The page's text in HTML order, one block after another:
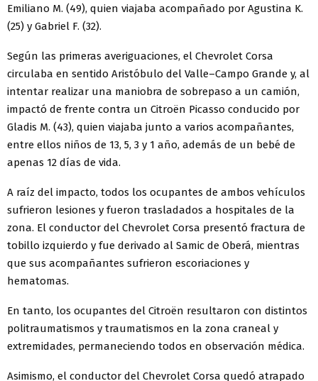
Emiliano M. (49), quien viajaba acompañado por Agustina K.
(25) y Gabriel F. (32).
Según las primeras averiguaciones, el Chevrolet Corsa
circulaba en sentido Aristóbulo del Valle–Campo Grande y, al
intentar realizar una maniobra de sobrepaso a un camión,
impactó de frente contra un Citroën Picasso conducido por
Gladis M. (43), quien viajaba junto a varios acompañantes,
entre ellos niños de 13, 5, 3 y 1 año, además de un bebé de
apenas 12 días de vida.
A raíz del impacto, todos los ocupantes de ambos vehículos
sufrieron lesiones y fueron trasladados a hospitales de la
zona. El conductor del Chevrolet Corsa presentó fractura de
tobillo izquierdo y fue derivado al Samic de Oberá, mientras
que sus acompañantes sufrieron escoriaciones y
hematomas.
En tanto, los ocupantes del Citroën resultaron con distintos
politraumatismos y traumatismos en la zona craneal y
extremidades, permaneciendo todos en observación médica.
Asimismo, el conductor del Chevrolet Corsa quedó atrapado